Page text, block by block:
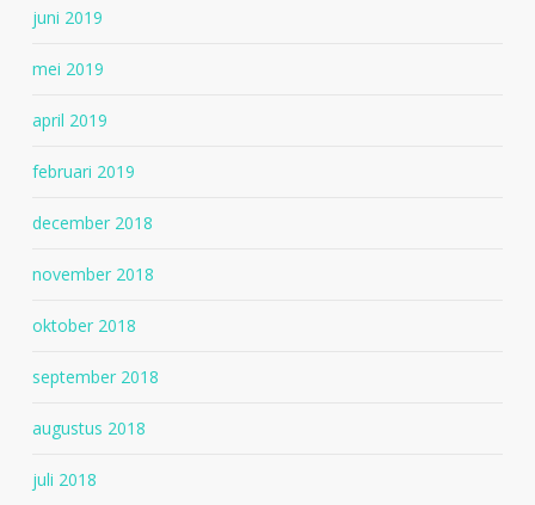
juni 2019
mei 2019
april 2019
februari 2019
december 2018
november 2018
oktober 2018
september 2018
augustus 2018
juli 2018